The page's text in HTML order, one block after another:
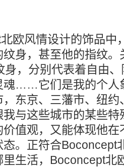
欧风情设计的饰品中
身，甚至他的指纹。
身，分别代表着自由
魂……它们是我的个人
东京、三藩市、纽
与这些城市的某些特
值观，又能体现他
态。正符合Boconcept
生活，Boconcept北